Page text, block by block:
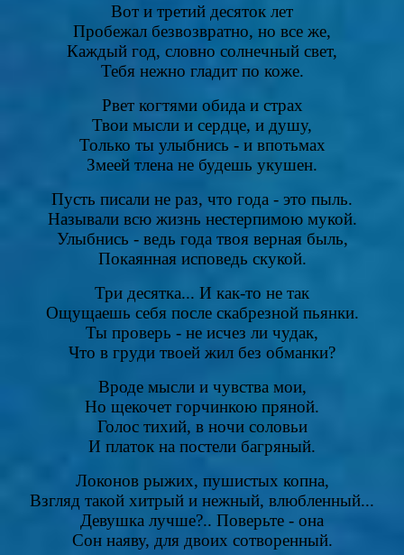
Вот и третий десяток лет
Пробежал безвозвратно, но все же,
Каждый год, словно солнечный свет,
Тебя нежно гладит по коже.
Рвет когтями обида и страх
Твои мысли и сердце, и душу,
Только ты улыбнись - и впотьмах
Змеей тлена не будешь укушен.
Пусть писали не раз, что года - это пыль.
Называли всю жизнь нестерпимою мукой.
Улыбнись - ведь года твоя верная быль,
Покаянная исповедь скукой.
Три десятка... И как-то не так
Ощущаешь себя после скабрезной пьянки.
Ты проверь - не исчез ли чудак,
Что в груди твоей жил без обманки?
Вроде мысли и чувства мои,
Но щекочет горчинкою пряной.
Голос тихий, в ночи соловьи
И платок на постели багряный.
Локонов рыжих, пушистых копна,
Взгляд такой хитрый и нежный, влюбленный...
Девушка лучше?.. Поверьте - она
Сон наяву, для двоих сотворенный.